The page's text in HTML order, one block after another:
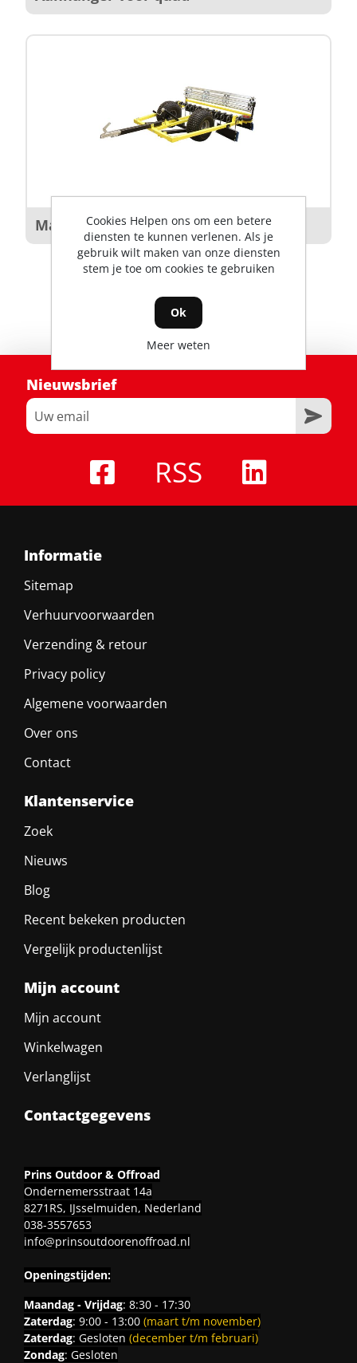
Manegevlakker voor quad
Nieuwsbrief
RSS
Informatie
Sitemap
Verhuurvoorwaarden
Verzending & retour
Privacy policy
Algemene voorwaarden
Over ons
Contact
Klantenservice
Zoek
Nieuws
Blog
Recent bekeken producten
Vergelijk productenlijst
Mijn account
Mijn account
Winkelwagen
Verlanglijst
Contactgegevens
Prins Outdoor & Offroad
Ondernemersstraat 14a
8271RS, IJsselmuiden, Nederland
038-3557653
info@prinsoutdoorenoffroad.nl
Openingstijden:
Maandag - Vrijdag: 8:30 - 17:30
Zaterdag: 9:00 - 13:00 (maart t/m november)
Zaterdag: Gesloten (december t/m februari)
Zondag: Gesloten
Cookies Helpen ons om een betere
diensten te kunnen verlenen. Als je
gebruik wilt maken van onze diensten
stem je toe om cookies te gebruiken
Ok
Meer weten